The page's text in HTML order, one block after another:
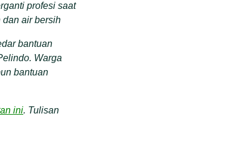
profesi saat
air bersih
bantuan
Warga
bantuan
ini. Tulisan